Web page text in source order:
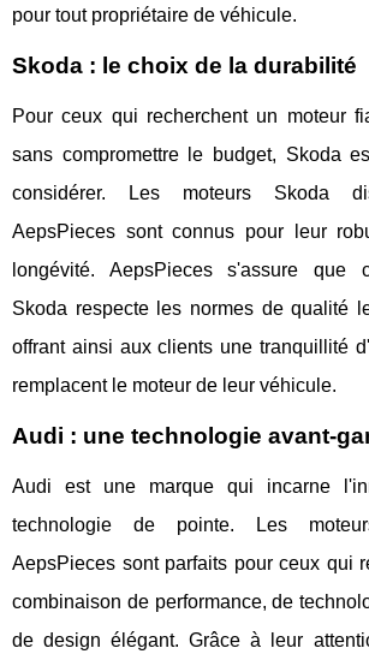
pour tout propriétaire de véhicule.
Skoda : le choix de la durabilité
Pour ceux qui recherchent un moteur
sans compromettre le budget, Skoda
considérer. Les moteurs Skoda
AepsPieces sont connus pour leur
longévité. AepsPieces s'assure que
Skoda respecte les normes de qualité
offrant ainsi aux clients une tranquillité
remplacent le moteur de leur véhicule.
Audi : une technologie avant-
Audi est une marque qui incarne
technologie de pointe. Les
AepsPieces sont parfaits pour ceux qui
combinaison de performance, de
de design élégant. Grâce à leur